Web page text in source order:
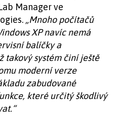
Manager ve
„Mnoho počítačů
XP navíc nemá
balíčky a
takový systém činí ještě
moderní verze
zabudované
které určitý škodlivý